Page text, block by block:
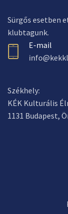
Sürgős esetben
klubtagunk.
E-mail
Székhely:
KÉK Kulturális
1131 Budapest,